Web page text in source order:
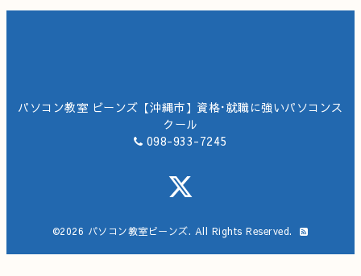
パソコン教室 ビーンズ【沖縄市】資格･就職に強いパソコンス
クール
098-933-7245
©2026 パソコン教室ビーンズ. All Rights Reserved.